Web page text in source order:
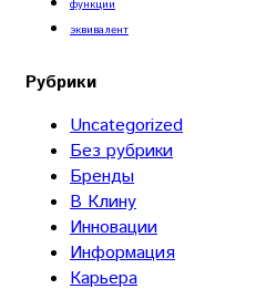
функции
эквивалент
Рубрики
Uncategorized
Без рубрики
Бренды
В Клину
Инновации
Информация
Карьера